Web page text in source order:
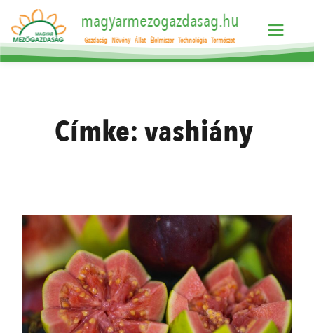
magyarmezogazdasag.hu
Gazdaság Növény Állat Élelmiszer Technológia Természet
Címke:vashiány